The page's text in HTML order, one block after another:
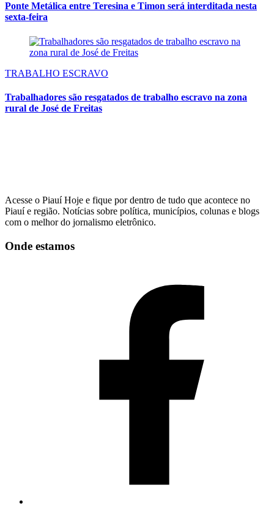
Ponte Metálica entre Teresina e Timon será interditada nesta
sexta-feira
TRABALHO ESCRAVO
Trabalhadores são resgatados de trabalho escravo na zona
rural de José de Freitas
Acesse o Piauí Hoje e fique por dentro de tudo que acontece no
Piauí e região. Notícias sobre política, municípios, colunas e blogs
com o melhor do jornalismo eletrônico.
Onde estamos